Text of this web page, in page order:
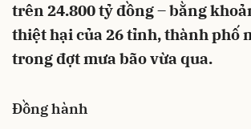
trên 24.800 tỷ đồng – bằng
thiệt hại của 26 tỉnh, thành phố
trong đợt mưa bão vừa qua.
Đồng hành